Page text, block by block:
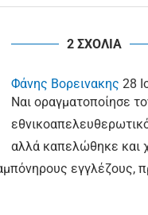
2 ΣΧΟΛΙΑ
Φάνης Βορεινακης 28
Ναι οραγματοποίησε
αλλά καπελώθηκε και
εγγλέζους,